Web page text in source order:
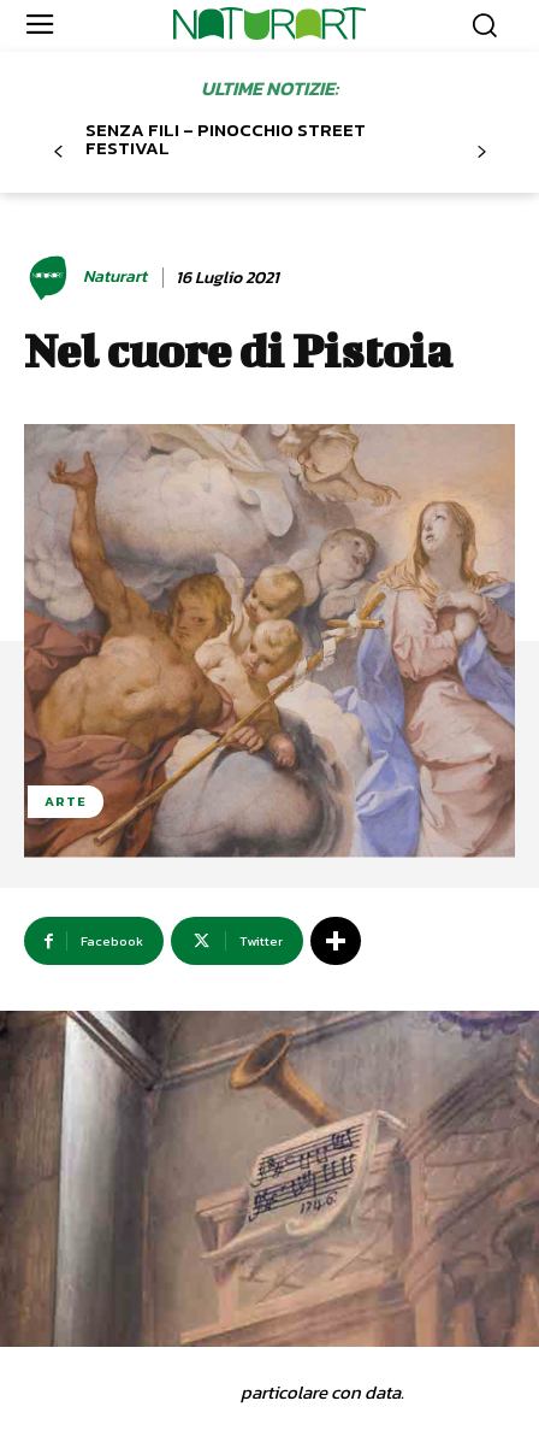
ULTIME NOTIZIE:
SENZA FILI – PINOCCHIO STREET
FESTIVAL
Naturart 16 Luglio 2021
Nel cuore di Pistoia
ARTE
Facebook Twitter
particolare con data.